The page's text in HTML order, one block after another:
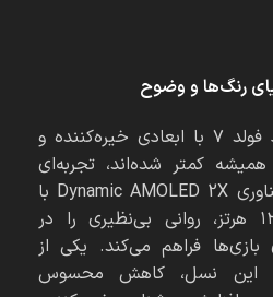
رنگ‌ها و وضوح
نمایشگر اصلی گلکسی زد فولد ۷ با ابعادی خیره‌کننده و
کمتر شده‌اند، تجربه‌ای
بی‌مرز را ارائه می‌دهد. فناوری Dynamic AMOLED 2X با
نرخ نوسازی انطباقی ۱۲۰ هرتز، روانی بی‌نظیری را در
فراهم می‌کند. یکی از
در این نسل، کاهش محسوس